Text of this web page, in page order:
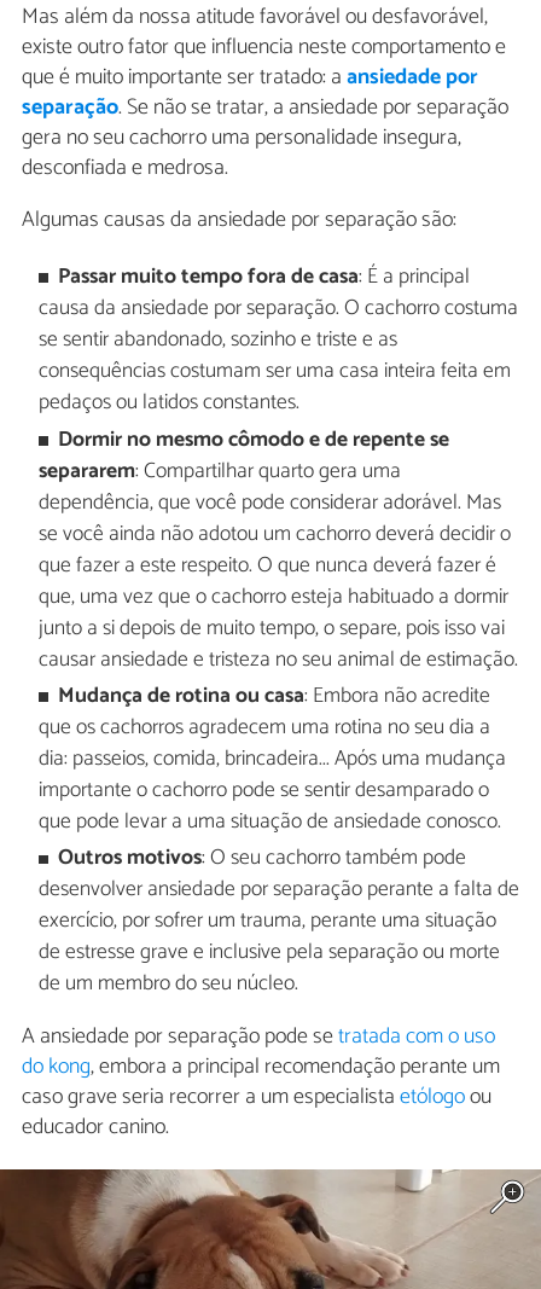
Mas além da nossa atitude favorável ou desfavorável,
existe outro fator que influencia neste comportamento e
que é muito importante ser tratado: aansiedade por
separação. Se não se tratar, a ansiedade por separação
gera no seu cachorro uma personalidade insegura,
desconfiada e medrosa.
Algumas causas da ansiedade por separação são:
Passar muito tempo fora de casa: É a principal
causa da ansiedade por separação. O cachorro costuma
se sentir abandonado, sozinho e triste e as
consequências costumam ser uma casa inteira feita em
pedaços ou latidos constantes.
Dormir no mesmo cômodo e de repente se
separarem: Compartilhar quarto gera uma
dependência, que você pode considerar adorável. Mas
se você ainda não adotou um cachorro deverá decidir o
que fazer a este respeito. O que nunca deverá fazer é
que, uma vez que o cachorro esteja habituado a dormir
junto a si depois de muito tempo, o separe, pois isso vai
causar ansiedade e tristeza no seu animal de estimação.
Mudança de rotina ou casa: Embora não acredite
que os cachorros agradecem uma rotina no seu dia a
dia: passeios, comida, brincadeira... Após uma mudança
importante o cachorro pode se sentir desamparado o
que pode levar a uma situação de ansiedade conosco.
Outros motivos: O seu cachorro também pode
desenvolver ansiedade por separação perante a falta de
exercício, por sofrer um trauma, perante uma situação
de estresse grave e inclusive pela separação ou morte
de um membro do seu núcleo.
A ansiedade por separação pode setratada com o uso
do kong, embora a principal recomendação perante um
caso grave seria recorrer a um especialistaetólogoou
educador canino.